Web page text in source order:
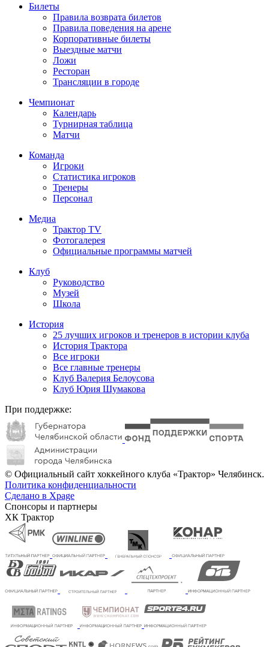
Билеты
Правила возврата билетов
Правила поведения на арене
Корпоративные билеты
Выездные матчи
Ложи
Ресторан
Трансляции в городе
Чемпионат
Календарь
Турнирная таблица
Матчи
Команда
Игроки
Статистика игроков
Тренеры
Персонал
Медиа
Трактор TV
Фотогалерея
Официальные программы матчей
Клуб
Руководство
Музей
Школа
История
25 лучших игроков и тренеров в истории клуба
История Трактора
Все игроки
Все главные тренеры
Клуб Валерия Белоусова
Клуб Юрия Шумакова
При поддержке:
© Официальный сайт хоккейного клуба «Трактор» Челябинск.
Политика конфиденциальности
Сделано в Xpage
Спонсоры и партнеры
ХК Трактор